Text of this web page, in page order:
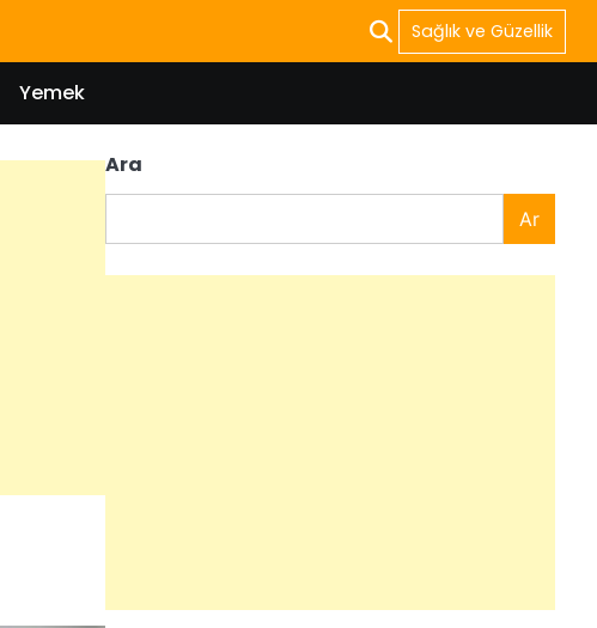
Sağlık ve Güzellik
Yemek
Ara
Ar